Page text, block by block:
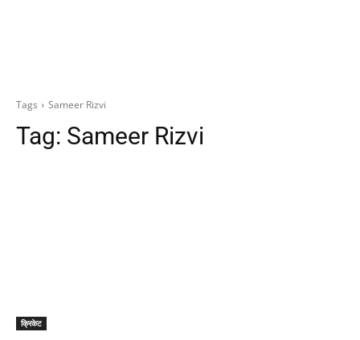
Tags Sameer Rizvi
Tag: Sameer Rizvi
क्रिकेट